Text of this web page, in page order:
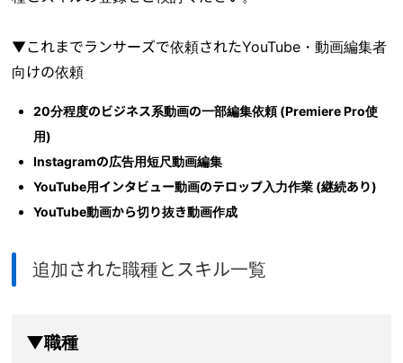
▼これまでランサーズで依頼されたYouTube・動画編集者
向けの依頼
20分程度のビジネス系動画の一部編集依頼 (Premiere Pro使
用)
Instagramの広告用短尺動画編集
YouTube用インタビュー動画のテロップ入力作業 (継続あり)
YouTube動画から切り抜き動画作成
追加された職種とスキル一覧
▼職種